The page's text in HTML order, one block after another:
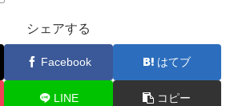
シェアする
Facebook はてブ
LINE コピー